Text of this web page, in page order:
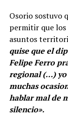
Osorio sostuvo
permitir que los
asuntos
quise que el
Felipe Ferro
regional (…) yo
muchas
hablar mal de
silencio».